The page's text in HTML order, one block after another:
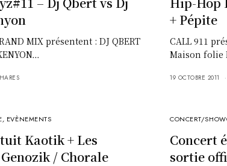
MIX présentent : DJ QBERT
+ Pépite
CALL 911
Maison folie
19 OCTOBRE 2011
, EVÈNEMENTS
Kaotik + Les
/ Chorale
CONCERT/
Concert
sortie